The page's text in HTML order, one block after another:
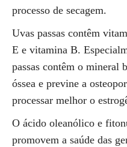
processo de secagem.
Uvas passas contêm
E e vitamina B.
passas contêm o mineral
óssea e previne a
processar melhor o
O ácido oleanólico e
promovem a saúde das